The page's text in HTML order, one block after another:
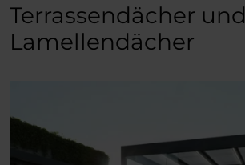
Terrassendächer und
Lamellendächer